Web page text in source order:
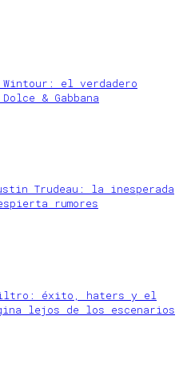
Wintour: el verdadero
& Gabbana
Trudeau: la inesperada
rumores
éxito, haters y el
lejos de los escenarios